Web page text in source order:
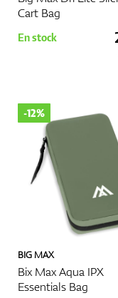
Cart Bag
En stock
BIG MAX
Bix Max Aqua IPX
Essentials Bag
-12%